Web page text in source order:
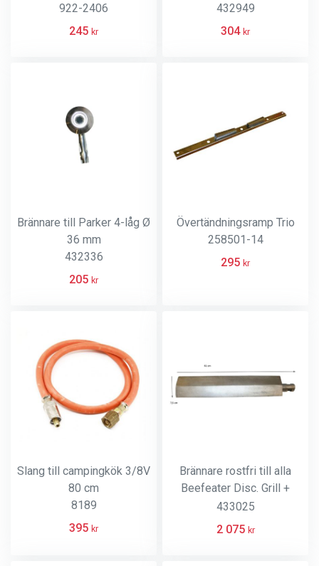
922-2406
245 kr
432949
304 kr
Brännare till Parker 4-låg Ø
36 mm
432336
205 kr
Övertändningsramp Trio
258501-14
295 kr
Slang till campingkök 3/8V
80 cm
8189
395 kr
Brännare rostfri till alla
Beefeater Disc. Grill +
Signature
433025
2 075 kr